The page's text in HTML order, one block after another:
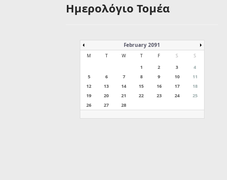
Ημερολόγιο Τομέα
February 2091
M T W T F S
S
1
2 3
4
5
6 7 8 9 10
11
12
13 14 15 16 17
18
19
20 21 22 23 24
25
26
27 28